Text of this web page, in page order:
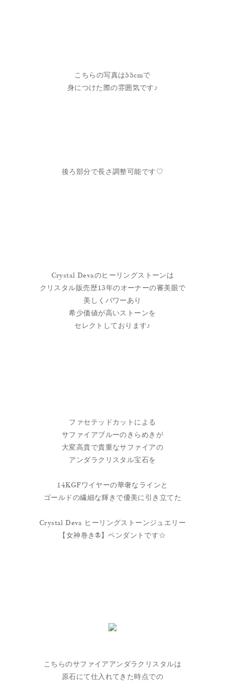
こちらの写真は55cmで
身につけた際の雰囲気です♪
後ろ部分で長さ調整可能です♡
Crystal Devaのヒーリングストーンは
クリスタル販売歴13年のオーナーの審美眼で
美しくパワーあり
希少価値が高いストーンを
セレクトしております♪
ファセテッドカットによる
サファイアブルーのきらめきが
大変高貴で貴重なサファイアの
アンダラクリスタル宝石を
14KGFワイヤーの華奢なラインと
ゴールドの繊細な輝きで優美に引き立てた
Crystal Deva ヒーリングストーンジュエリー
【女神巻き®】ペンダントです☆
こちらのサファイアアンダラクリスタルは
原石にて仕入れてきた時点での